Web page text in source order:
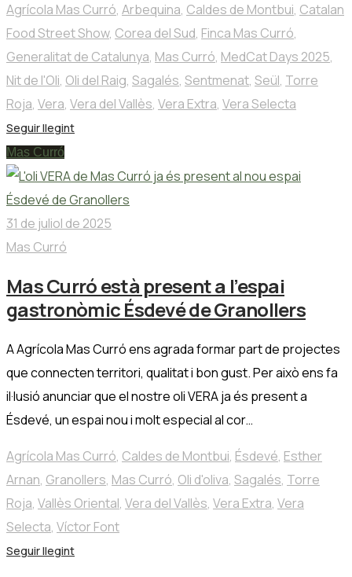
Agrícola Mas Curró, Arbequina, Caldes de Montbui, Catalan
Food Street Show, Corea del Sud, Finca Mas Curró,
Generalitat de Catalunya, Mas Curró, MedCat Days 2025,
Nit de l'Oli, Oli del Raig, Sagalés, Sentmenat, Seül, Torre
Roja, Vera, Vera del Vallès, Vera Extra, Vera Selecta
Seguir llegint
Mas Curró
31 de juliol de 2025
Mas Curró
Mas Curró està present a l’espai
gastronòmic Ésdevé de Granollers
A Agrícola Mas Curró ens agrada formar part de projectes
que connecten territori, qualitat i bon gust. Per això ens fa
il·lusió anunciar que el nostre oli VERA ja és present a
Ésdevé, un espai nou i molt especial al cor…
Agrícola Mas Curró, Caldes de Montbui, Ésdevé, Esther
Arnan, Granollers, Mas Curró, Oli d'oliva, Sagalés, Torre
Roja, Vallès Oriental, Vera del Vallès, Vera Extra, Vera
Selecta, Víctor Font
Seguir llegint